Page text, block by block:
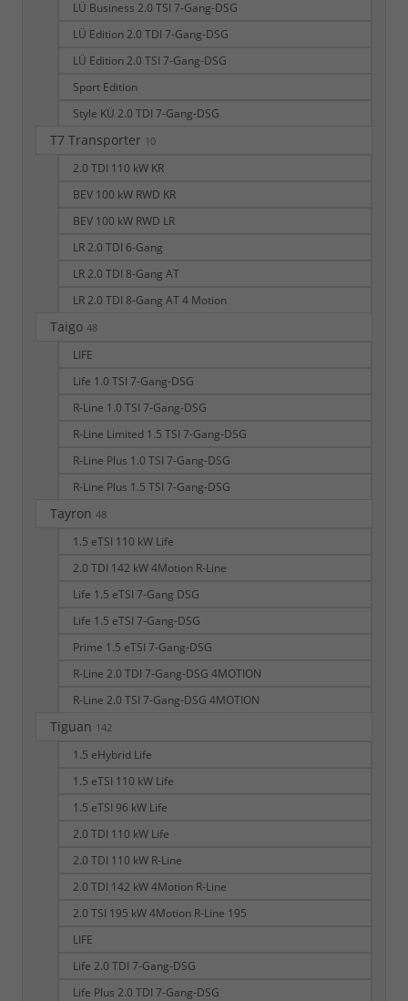
LÜ Business 2.0 TSI 7-Gang-DSG
LÜ Edition 2.0 TDI 7-Gang-DSG
LÜ Edition 2.0 TSI 7-Gang-DSG
Sport Edition
Style KÜ 2.0 TDI 7-Gang-DSG
T7 Transporter 10
2.0 TDI 110 kW KR
BEV 100 kW RWD KR
BEV 100 kW RWD LR
LR 2.0 TDI 6-Gang
LR 2.0 TDI 8-Gang AT
LR 2.0 TDI 8-Gang AT 4 Motion
Taigo 48
LIFE
Life 1.0 TSI 7-Gang-DSG
R-Line 1.0 TSI 7-Gang-DSG
R-Line Limited 1.5 TSI 7-Gang-DSG
R-Line Plus 1.0 TSI 7-Gang-DSG
R-Line Plus 1.5 TSI 7-Gang-DSG
Tayron 48
1.5 eTSI 110 kW Life
2.0 TDI 142 kW 4Motion R-Line
Life 1.5 eTSI 7-Gang DSG
Life 1.5 eTSI 7-Gang-DSG
Prime 1.5 eTSI 7-Gang-DSG
R-Line 2.0 TDI 7-Gang-DSG 4MOTION
R-Line 2.0 TSI 7-Gang-DSG 4MOTION
Tiguan 142
1.5 eHybrid Life
1.5 eTSI 110 kW Life
1.5 eTSI 96 kW Life
2.0 TDI 110 kW Life
2.0 TDI 110 kW R-Line
2.0 TDI 142 kW 4Motion R-Line
2.0 TSI 195 kW 4Motion R-Line 195
LIFE
Life 2.0 TDI 7-Gang-DSG
Life Plus 2.0 TDI 7-Gang-DSG